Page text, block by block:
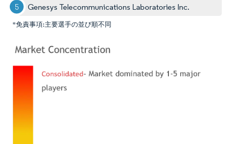
Genesys Telecommunications Laboratories Inc.
*免責事項:主要選手の並び順不同